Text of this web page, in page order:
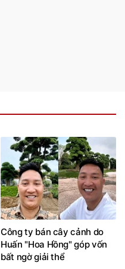
Công ty bán cây cảnh do
Huấn "Hoa Hồng" góp vốn
bất ngờ giải thể